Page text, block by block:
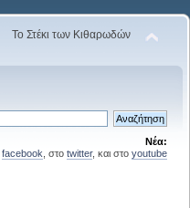
Το Στέκι των Κιθαρωδών
Νέα:
facebook , στο twitter, και στο youtube